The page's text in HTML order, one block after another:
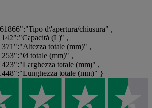
d\'apertura/chiusura" ,
(L)" ,
totale (mm)" ,
totale (mm)" ,
totale (mm)" ,
totale (mm)" }